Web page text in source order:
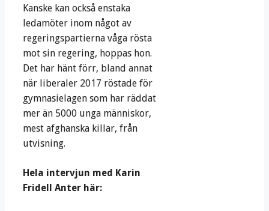
Kanske kan också enstaka
ledamöter inom något av
regeringspartierna våga rösta
mot sin regering, hoppas hon.
Det har hänt förr, bland annat
när liberaler 2017 röstade för
gymnasielagen som har räddat
mer än 5000 unga människor,
mest afghanska killar, från
utvisning.
Hela intervjun med Karin
Fridell Anter här: